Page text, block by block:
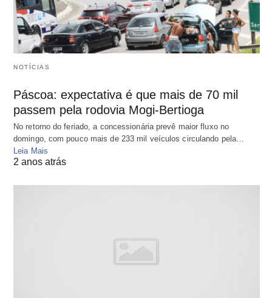
NOTÍCIAS
Páscoa: expectativa é que mais de 70 mil
passem pela rodovia Mogi-Bertioga
No retorno do feriado, a concessionária prevê maior fluxo no
domingo, com pouco mais de 233 mil veículos circulando pela…
Leia Mais
2 anos atrás